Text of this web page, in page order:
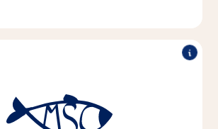
Udržitelný nákup ryb
2025 chceme převést 100 % ryb a